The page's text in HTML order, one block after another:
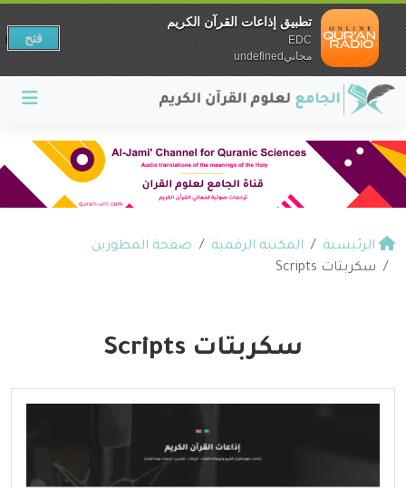
الرئيسية المكتبة الرقمية
صفحة المطورين
سكربتات Scripts
سكربتات Scripts
تطبيق إذاعات القرآن الكريم
EDC
مجانيundefined
فتح